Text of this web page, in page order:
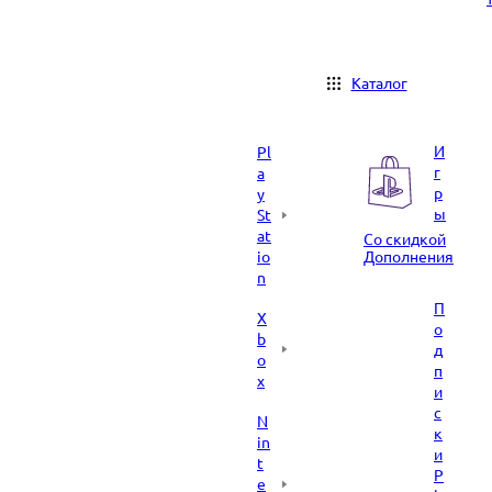
Каталог
Pl
a
y
St
at
io
n
X
b
o
x
N
in
t
e
И
г
р
ы
Со скидкой
Дополнения
П
о
д
п
и
с
к
и
P